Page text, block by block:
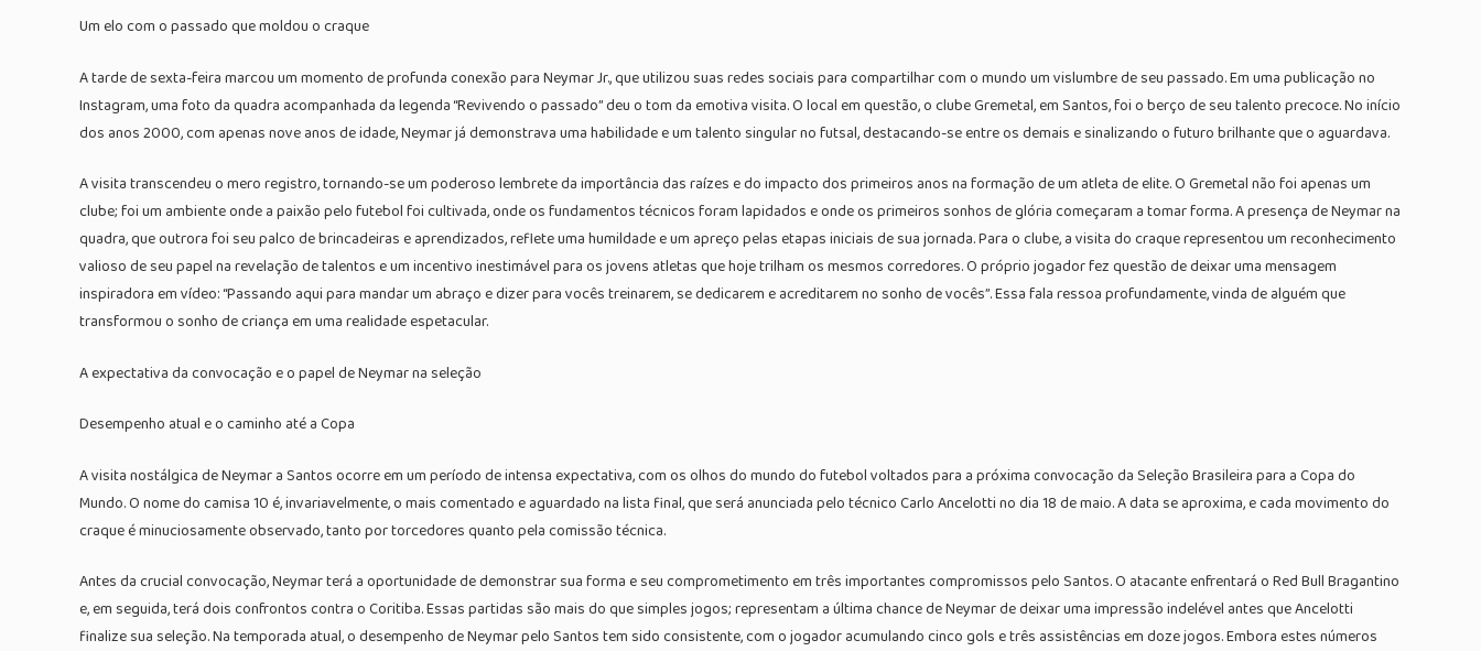
Um elo com o passado que moldou o craque
A tarde de sexta-feira marcou um momento de profunda conexão para Neymar Jr., que utilizou suas redes sociais para compartilhar com o mundo um vislumbre de seu passado. Em uma publicação no
Instagram, uma foto da quadra acompanhada da legenda “Revivendo o passado” deu o tom da emotiva visita. O local em questão, o clube Gremetal, em Santos, foi o berço de seu talento precoce. No início
dos anos 2000, com apenas nove anos de idade, Neymar já demonstrava uma habilidade e um talento singular no futsal, destacando-se entre os demais e sinalizando o futuro brilhante que o aguardava.
A visita transcendeu o mero registro, tornando-se um poderoso lembrete da importância das raízes e do impacto dos primeiros anos na formação de um atleta de elite. O Gremetal não foi apenas um
clube; foi um ambiente onde a paixão pelo futebol foi cultivada, onde os fundamentos técnicos foram lapidados e onde os primeiros sonhos de glória começaram a tomar forma. A presença de Neymar na
quadra, que outrora foi seu palco de brincadeiras e aprendizados, reflete uma humildade e um apreço pelas etapas iniciais de sua jornada. Para o clube, a visita do craque representou um reconhecimento
valioso de seu papel na revelação de talentos e um incentivo inestimável para os jovens atletas que hoje trilham os mesmos corredores. O próprio jogador fez questão de deixar uma mensagem
inspiradora em vídeo: “Passando aqui para mandar um abraço e dizer para vocês treinarem, se dedicarem e acreditarem no sonho de vocês”. Essa fala ressoa profundamente, vinda de alguém que
transformou o sonho de criança em uma realidade espetacular.
A expectativa da convocação e o papel de Neymar na seleção
Desempenho atual e o caminho até a Copa
A visita nostálgica de Neymar a Santos ocorre em um período de intensa expectativa, com os olhos do mundo do futebol voltados para a próxima convocação da Seleção Brasileira para a Copa do
Mundo. O nome do camisa 10 é, invariavelmente, o mais comentado e aguardado na lista final, que será anunciada pelo técnico Carlo Ancelotti no dia 18 de maio. A data se aproxima, e cada movimento do
craque é minuciosamente observado, tanto por torcedores quanto pela comissão técnica.
Antes da crucial convocação, Neymar terá a oportunidade de demonstrar sua forma e seu comprometimento em três importantes compromissos pelo Santos. O atacante enfrentará o Red Bull Bragantino
e, em seguida, terá dois confrontos contra o Coritiba. Essas partidas são mais do que simples jogos; representam a última chance de Neymar de deixar uma impressão indelével antes que Ancelotti
finalize sua seleção. Na temporada atual, o desempenho de Neymar pelo Santos tem sido consistente, com o jogador acumulando cinco gols e três assistências em doze jogos. Embora estes números